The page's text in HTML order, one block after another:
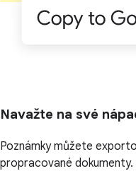
Navažte na své
Poznámky můžete
propracované dokumenty.